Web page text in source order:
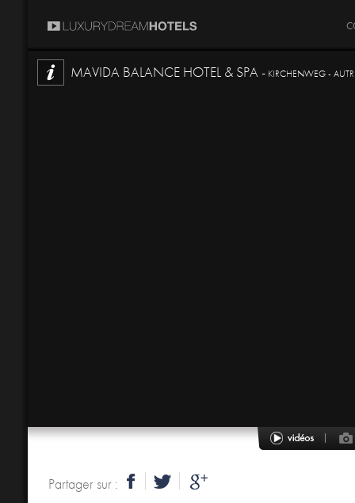
MAVIDA BALANCE HOTEL & SPA - KIRCHENWEG -
Partager sur :